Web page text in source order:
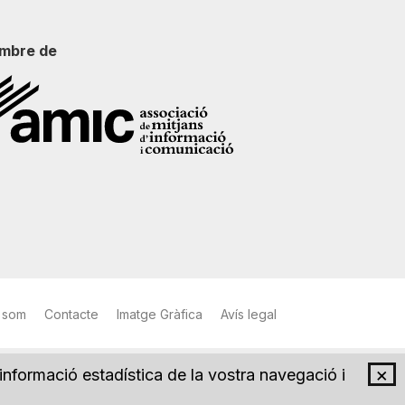
×
estadística de la vostra navegació i
de
Contacte Imatge Gràfica Avís legal